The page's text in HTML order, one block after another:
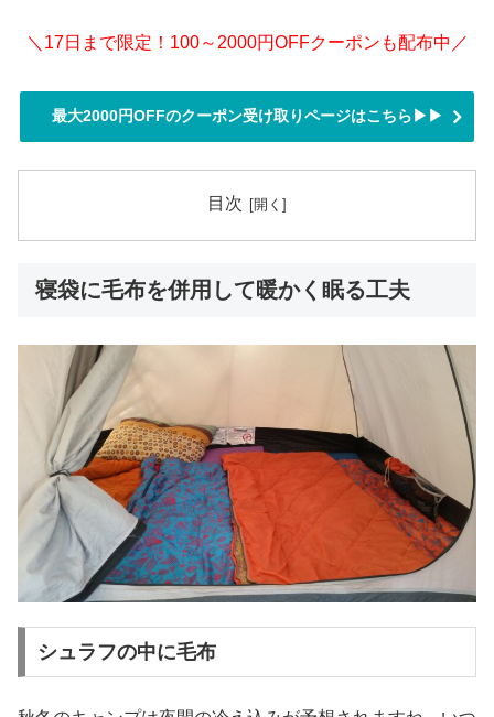
＼17日まで限定！100～2000円OFFクーポンも配布中／
最大2000円OFFのクーポン受け取りページはこちら▶▶
目次
寝袋に毛布を併用して暖かく眠る工夫
シュラフの中に毛布